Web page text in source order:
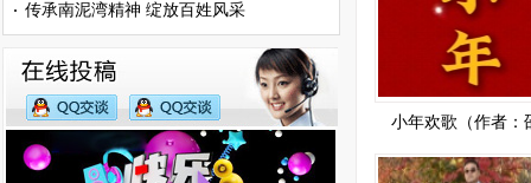
· 传承南泥湾精神 绽放百姓风采
小年欢歌（作者：